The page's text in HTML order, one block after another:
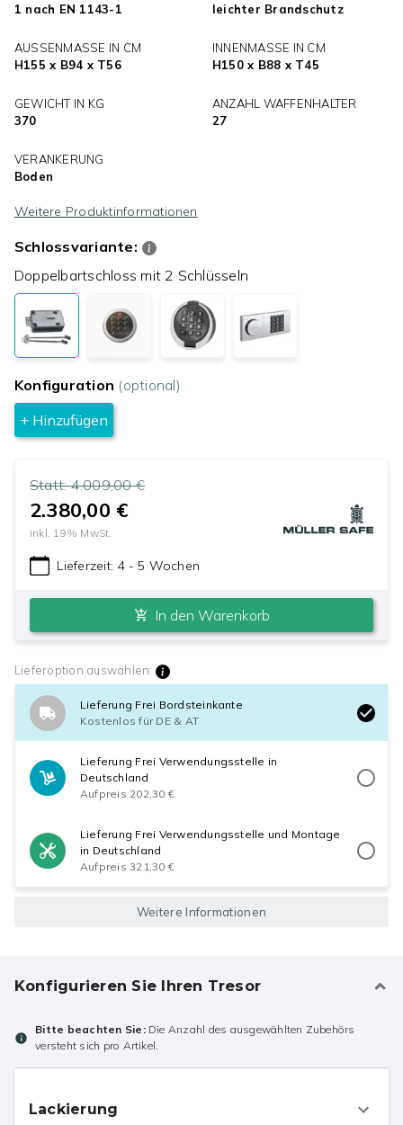
1 nach EN 1143-1
leichter Brandschutz
AUSSENMASSE IN CM
H155 x B94 x T56
INNENMASSE IN CM
H150 x B88 x T45
GEWICHT IN KG
370
ANZAHL WAFFENHALTER
27
VERANKERUNG
Boden
Weitere Produktinformationen
Schlossvariante:
Doppelbartschloss mit 2 Schlüsseln
Konfiguration (optional)
+ Hinzufügen
Statt:4.009,00 €
2.380,00 €
inkl. 19% MwSt.
Lieferzeit: 4 - 5 Wochen
In den Warenkorb
Lieferoption auswählen:
Lieferung Frei Bordsteinkante
Kostenlos für DE & AT
Lieferung Frei Verwendungsstelle in
Deutschland
Aufpreis 202,30 €
Lieferung Frei Verwendungsstelle und Montage
in Deutschland
Aufpreis 321,30 €
Weitere Informationen
Konfigurieren Sie Ihren Tresor
Bitte beachten Sie:Die Anzahl des ausgewählten Zubehörs
versteht sich pro Artikel.
Lackierung